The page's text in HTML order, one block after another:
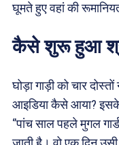
घूमते हुए वहां की
कैसे शुरू हुआ
घोड़ा गाड़ी को चार
आइडिया कैसे आया? इसके
‘’पांच साल पहले मुगल